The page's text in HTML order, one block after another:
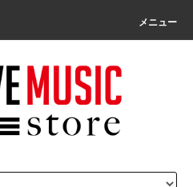
メニュー